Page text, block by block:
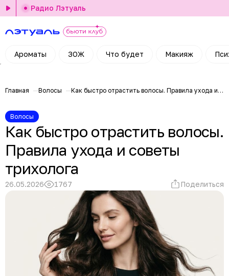
Ароматы ЗОЖ Что будет Макияж
Радио Лэтуаль
Главная Волосы Как быстро отрастить волосы. Правила ухода и советы трихолога
Волосы
Как быстро отрастить волосы.
Правила ухода и советы
трихолога
26.05.2026 1767 Поделиться